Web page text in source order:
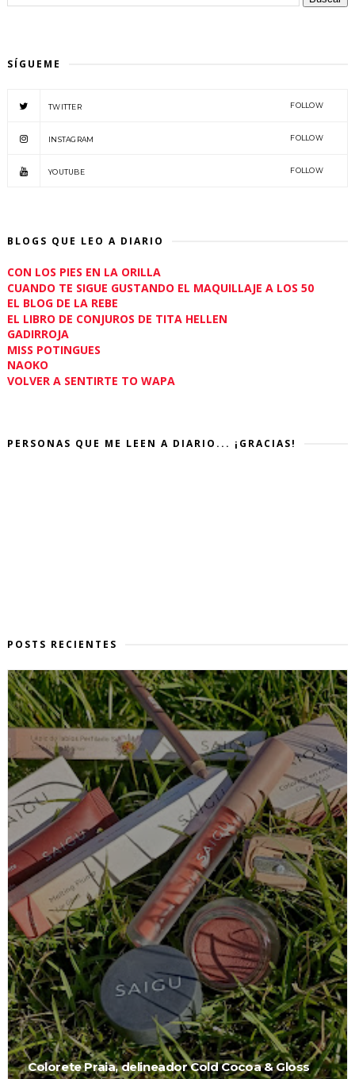
SÍGUEME
TWITTER FOLLOW
INSTAGRAM FOLLOW
YOUTUBE FOLLOW
BLOGS QUE LEO A DIARIO
CON LOS PIES EN LA ORILLA
CUANDO TE SIGUE GUSTANDO EL MAQUILLAJE A LOS 50
EL BLOG DE LA REBE
EL LIBRO DE CONJUROS DE TITA HELLEN
GADIRROJA
MISS POTINGUES
NAOKO
VOLVER A SENTIRTE TO WAPA
PERSONAS QUE ME LEEN A DIARIO... ¡GRACIAS!
POSTS RECIENTES
Colorete Praia, delineador Cold Cocoa & Gloss